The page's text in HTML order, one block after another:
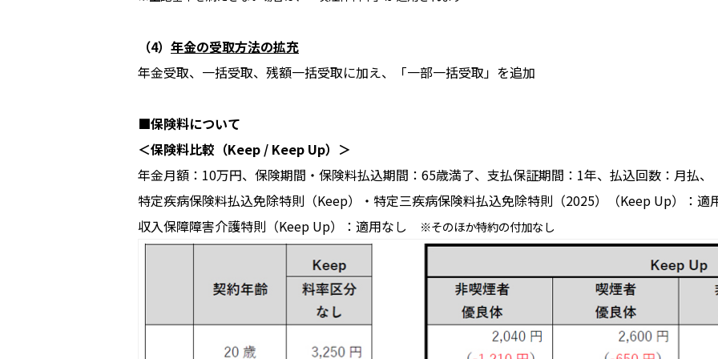
（4） 年金の受取方法の拡充
年金受取、一括受取、残額一括受取に加え、「一部一括受取」を追加
■保険料について
＜保険料比較（Keep / Keep Up）＞
年金月額：10万円、保険期間・保険料払込期間：65歳満了、支払保証期間：1年、払込回数：月払、
特定疾病保険料払込免除特則（Keep）・特定三疾病保険料払込免除特則（2025）（Keep Up）：適
収入保障障害介護特則（Keep Up）：適用なし
※そのほか特約の付加なし